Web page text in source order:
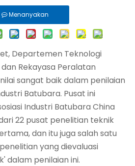
Menanyakan
Departemen Teknologi
Rekayasa Peralatan
sangat baik dalam penilaian
Batubara. Pusat ini
Industri Batubara China
22 pusat penelitian teknik
dan itu juga salah satu
yang dievaluasi
dalam penilaian ini.